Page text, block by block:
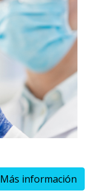
Más información